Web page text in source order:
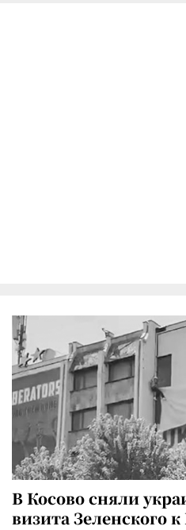
В Косово сняли
визита Зеленского